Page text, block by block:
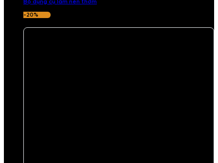
Bộ dụng cụ làm nến thơm
-20%